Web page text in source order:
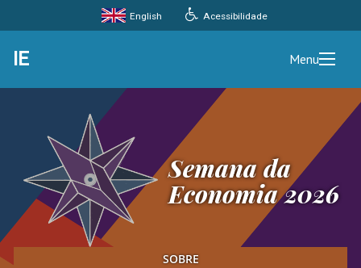
Acessibilidade
English
IE Menu
Semana da
Economia 2026
SOBRE